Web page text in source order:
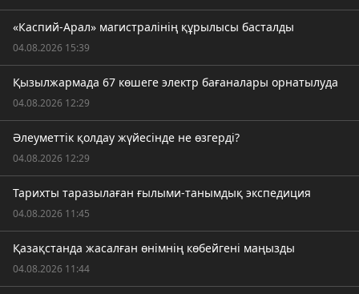
«Каспий-Арал» магистралінің құрылысы басталды
04.08.2026 15:39
Қызылжармада 67 көшеге электр бағаналары орнатылуда
04.08.2026 12:29
Әлеуметтік қолдау жүйесінде не өзгерді?
04.08.2026 12:29
Тарихты таразылаған ғылыми-танымдық экспедиция
04.08.2026 11:45
Қазақстанда жасалған өнімнің көбейгені маңызды
04.08.2026 11:44